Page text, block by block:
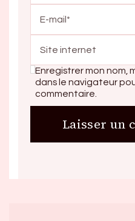
Enregistrer mon nom,
dans le navigateur
commentaire.